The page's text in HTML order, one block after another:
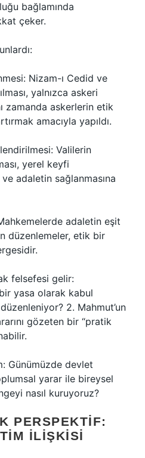
bağlamında
çeker.
Nizam-ı Cedid ve
yalnızca askeri
zamanda askerlerin etik
amacıyla yapıldı.
Valilerin
yerel keyfi
adaletin sağlanmasına
adaletin eşit
düzenlemeler, etik bir
felsefesi gelir:
yasa olarak kabul
2. Mahmut’un
gözeten bir “pratik
Günümüzde devlet
yarar ile bireysel
nasıl kuruyoruz?
PERSPEKTIF:
İLIŞKISI